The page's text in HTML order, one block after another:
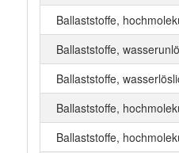
Ballaststoffe,
Ballaststoffe,
Ballaststoffe,
Ballaststoffe,
Ballaststoffe,